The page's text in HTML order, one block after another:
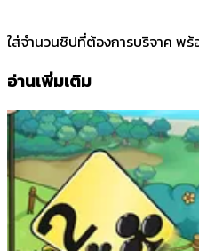
ใส่จำนวนชิปที่ต้องการบริจาค พ
อ่านเพิ่มเติม